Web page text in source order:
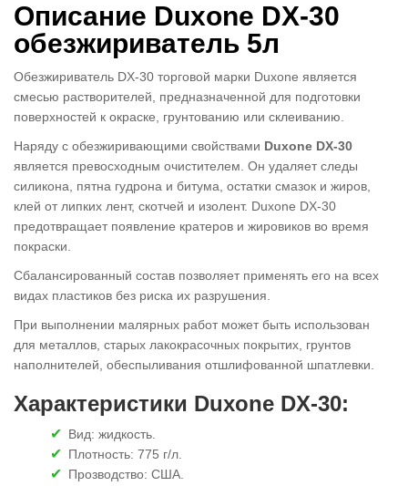
Описание Duxone DX-30
обезжириватель 5л
Обезжириватель DX-30 торговой марки Duxone является
смесью растворителей, предназначенной для подготовки
поверхностей к окраске, грунтованию или склеиванию.
Наряду с обезжиривающими свойствами Duxone DX-30
является превосходным очистителем. Он удаляет следы
силикона, пятна гудрона и битума, остатки смазок и жиров,
клей от липких лент, скотчей и изолент. Duxone DX-30
предотвращает появление кратеров и жировиков во время
покраски.
Сбалансированный состав позволяет применять его на всех
видах пластиков без риска их разрушения.
При выполнении малярных работ может быть использован
для металлов, старых лакокрасочных покрытих, грунтов
наполнителей, обеспыливания отшлифованной шпатлевки.
Характеристики Duxone DX-30:
Вид: жидкость.
Плотность: 775 г/л.
Прозводство: США.